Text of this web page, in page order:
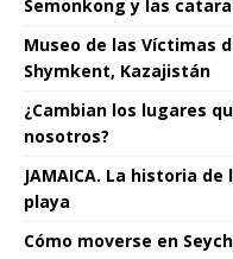
Semonkong y las
Museo de las Víctimas
Shymkent, Kazajistán
¿Cambian los lugares
nosotros?
JAMAICA. La historia
playa
Cómo moverse en